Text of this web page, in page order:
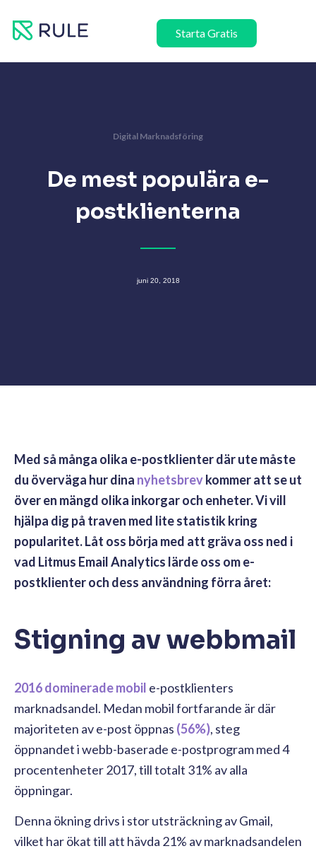
Starta Gratis
Digital Marknadsföring
De mest populära e-
postklienterna
juni 20, 2018
Med så många olika e-postklienter där ute måste
du överväga hur dina nyhetsbrevkommer att se ut
över en mängd olika inkorgar och enheter. Vi vill
hjälpa dig på traven med lite statistik kring
popularitet. Låt oss börja med att gräva oss ned i
vad Litmus Email Analytics lärde oss om e-
postklienter och dess användning förra året:
Stigning av webbmail
2016 dominerade mobil e-postklienters
marknadsandel. Medan mobil fortfarande är där
majoriteten av e-post öppnas (56%), steg
öppnandet i webb-baserade e-postprogram med 4
procentenheter 2017, till totalt 31% av alla
öppningar.
Denna ökning drivs i stor utsträckning av Gmail,
vilket har ökat till att hävda 21% av marknadsandelen